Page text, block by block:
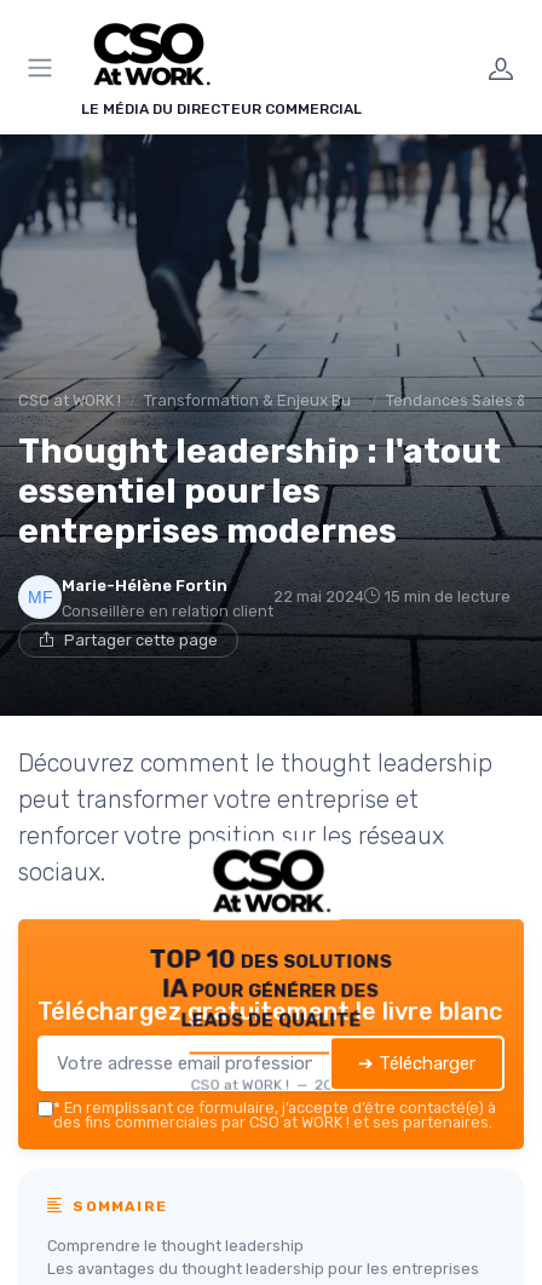
LE MÉDIA DU DIRECTEUR COMMERCIAL
CSO at WORK ! Transformation & Enjeux Business Tendances Sales &
Thought leadership : l'atout
essentiel pour les
entreprises modernes
Marie-Hélène Fortin
Conseillère en relation client
22 mai 2024 15 min de lecture
Partager cette page
Découvrez comment le thought leadership
peut transformer votre entreprise et
renforcer votre position sur les réseaux
sociaux.
TOP 10 des solutions
IA pour générer des
leads de qualité
CSO at WORK ! — 2026
Téléchargez gratuitement le livre blanc
➔ Télécharger
* En remplissant ce formulaire, j’accepte d’être contacté(e) à
des fins commerciales par CSO at WORK ! et ses partenaires.
SOMMAIRE
Comprendre le thought leadership
Les avantages du thought leadership pour les entreprises